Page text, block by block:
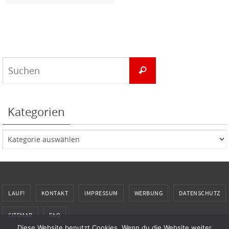
Suchen
Kategorien
Kategorien
LAUF! KONTAKT IMPRESSUM WERBUNG DATENSCHUTZ
SITEMAP FAQ